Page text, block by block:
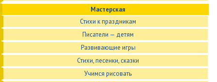
Мастерская
Стихи к праздникам
Писатели — детям
Развивающие игры
Стихи, песенки, сказки
Учимся рисовать